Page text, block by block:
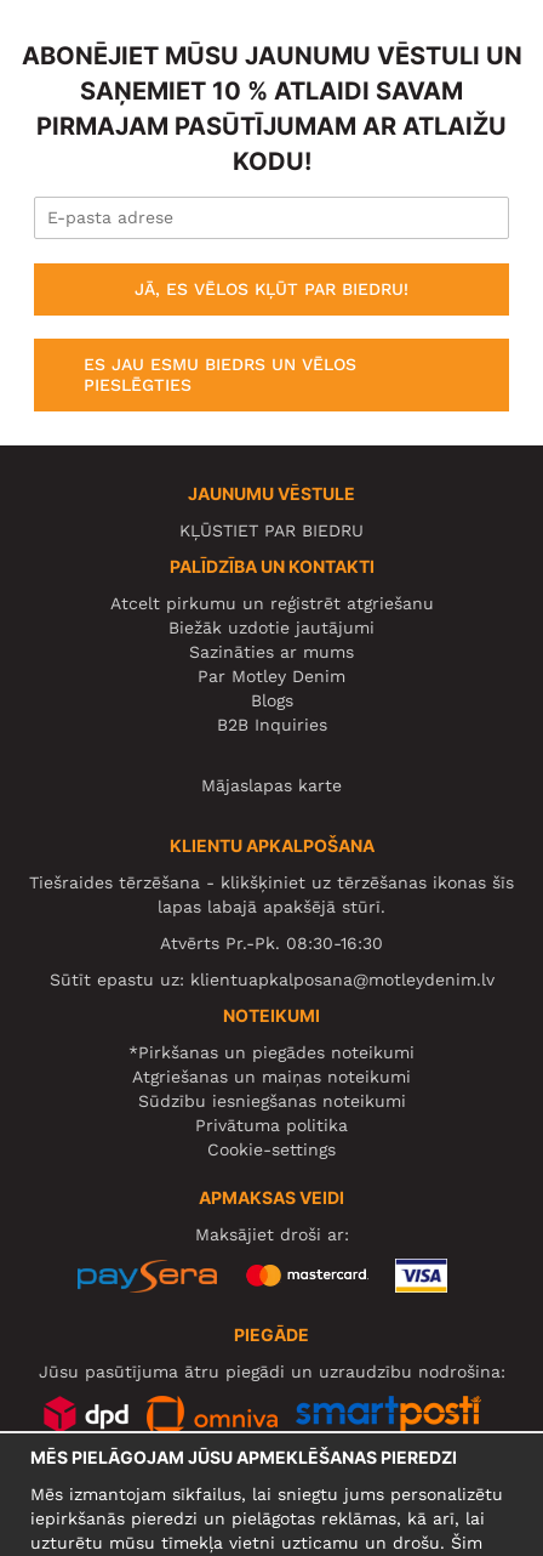
ABONĒJIET MŪSU JAUNUMU VĒSTULI UN
SAŅEMIET 10 % ATLAIDI SAVAM
PIRMAJAM PASŪTĪJUMAM AR ATLAIŽU
KODU!
JĀ, ES VĒLOS KĻŪT PAR BIEDRU!
ES JAU ESMU BIEDRS UN VĒLOS
PIESLĒGTIES
JAUNUMU VĒSTULE
KĻŪSTIET PAR BIEDRU
PALĪDZĪBA UN KONTAKTI
Atcelt pirkumu un reģistrēt atgriešanu
Biežāk uzdotie jautājumi
Sazināties ar mums
Par Motley Denim
Blogs
B2B Inquiries
Mājaslapas karte
KLIENTU APKALPOŠANA
Tiešraides tērzēšana - klikšķiniet uz tērzēšanas ikonas šīs
lapas labajā apakšējā stūrī.
Atvērts Pr.-Pk. 08:30-16:30
Sūtīt epastu uz: klientuapkalposana@motleydenim.lv
NOTEIKUMI
*Pirkšanas un piegādes noteikumi
Atgriešanas un maiņas noteikumi
Sūdzību iesniegšanas noteikumi
Privātuma politika
Cookie-settings
APMAKSAS VEIDI
Maksājiet droši ar:
PIEGĀDE
Jūsu pasūtījuma ātru piegādi un uzraudzību nodrošina:
MĒS PIELĀGOJAM JŪSU APMEKLĒŠANAS PIEREDZI
Mēs izmantojam sīkfailus, lai sniegtu jums personalizētu
iepirkšanās pieredzi un pielāgotas reklāmas, kā arī, lai
uzturētu mūsu tīmekļa vietni uzticamu un drošu. Šim